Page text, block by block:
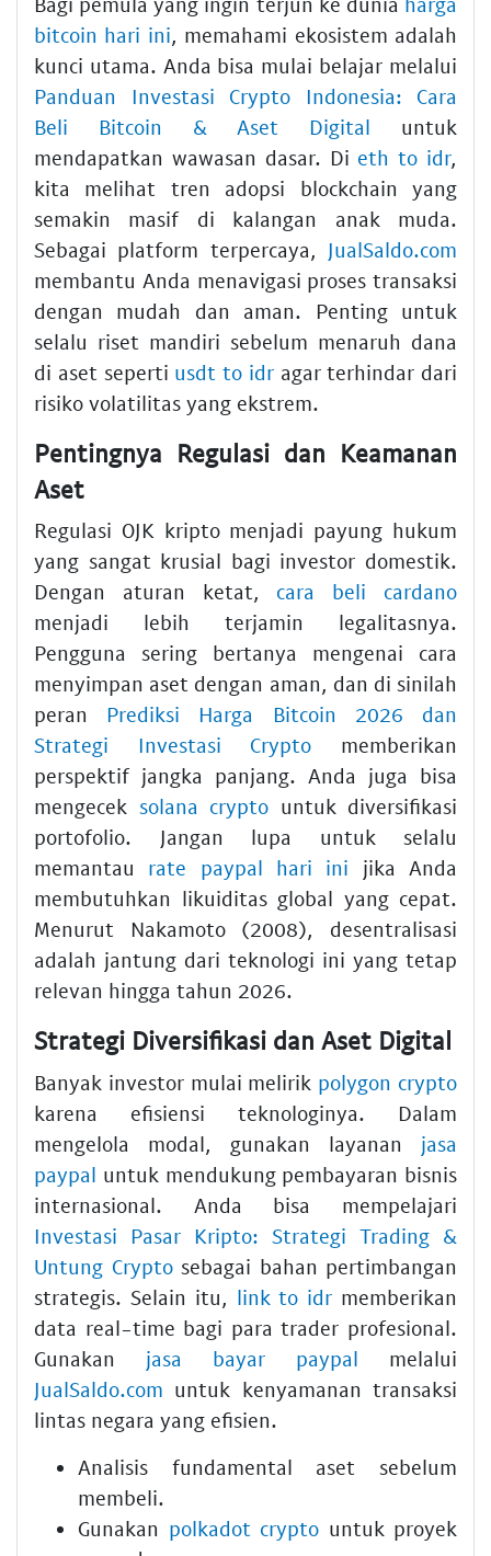
bitcoin hari ini, memahami ekosistem adalah
kunci utama. Anda bisa mulai belajar melalui
Panduan Investasi Crypto Indonesia: Cara
Beli Bitcoin & Aset Digital untuk
mendapatkan wawasan dasar. Di eth to idr,
kita melihat tren adopsi blockchain yang
semakin masif di kalangan anak muda.
Sebagai platform terpercaya, JualSaldo.com
membantu Anda menavigasi proses transaksi
dengan mudah dan aman. Penting untuk
selalu riset mandiri sebelum menaruh dana
di aset seperti usdt to idragar terhindar dari
risiko volatilitas yang ekstrem.
Pentingnya Regulasi dan Keamanan
Aset
Regulasi OJK kripto menjadi payung hukum
yang sangat krusial bagi investor domestik.
Dengan aturan ketat, cara beli cardano
menjadi lebih terjamin legalitasnya.
Pengguna sering bertanya mengenai cara
menyimpan aset dengan aman, dan di sinilah
peran Prediksi Harga Bitcoin 2026 dan
Strategi Investasi Crypto memberikan
perspektif jangka panjang. Anda juga bisa
mengecek solana crypto untuk diversifikasi
portofolio. Jangan lupa untuk selalu
memantau rate paypal hari ini jika Anda
membutuhkan likuiditas global yang cepat.
Menurut Nakamoto (2008), desentralisasi
adalah jantung dari teknologi ini yang tetap
relevan hingga tahun 2026.
Strategi Diversifikasi dan Aset Digital
Banyak investor mulai melirik polygon crypto
karena efisiensi teknologinya. Dalam
mengelola modal, gunakan layanan jasa
paypal untuk mendukung pembayaran bisnis
internasional. Anda bisa mempelajari
Investasi Pasar Kripto: Strategi Trading &
Untung Cryptosebagai bahan pertimbangan
strategis. Selain itu, link to idr memberikan
data real-time bagi para trader profesional.
Gunakan jasa bayar paypal melalui
JualSaldo.com untuk kenyamanan transaksi
lintas negara yang efisien.
Analisis fundamental aset sebelum
membeli.
Gunakan polkadot crypto untuk proyek